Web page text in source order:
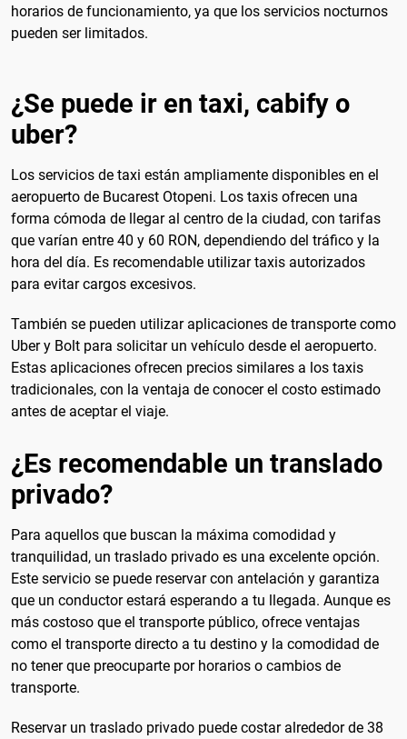
horarios de funcionamiento, ya que los servicios nocturnos
pueden ser limitados.
¿Se puede ir en taxi, cabify o
uber?
Los servicios de taxi están ampliamente disponibles en el
aeropuerto de Bucarest Otopeni. Los taxis ofrecen una
forma cómoda de llegar al centro de la ciudad, con tarifas
que varían entre 40 y 60 RON, dependiendo del tráfico y la
hora del día. Es recomendable utilizar taxis autorizados
para evitar cargos excesivos.
También se pueden utilizar aplicaciones de transporte como
Uber y Bolt para solicitar un vehículo desde el aeropuerto.
Estas aplicaciones ofrecen precios similares a los taxis
tradicionales, con la ventaja de conocer el costo estimado
antes de aceptar el viaje.
¿Es recomendable un translado
privado?
Para aquellos que buscan la máxima comodidad y
tranquilidad, un traslado privado es una excelente opción.
Este servicio se puede reservar con antelación y garantiza
que un conductor estará esperando a tu llegada. Aunque es
más costoso que el transporte público, ofrece ventajas
como el transporte directo a tu destino y la comodidad de
no tener que preocuparte por horarios o cambios de
transporte.
Reservar un traslado privado puede costar alrededor de 38